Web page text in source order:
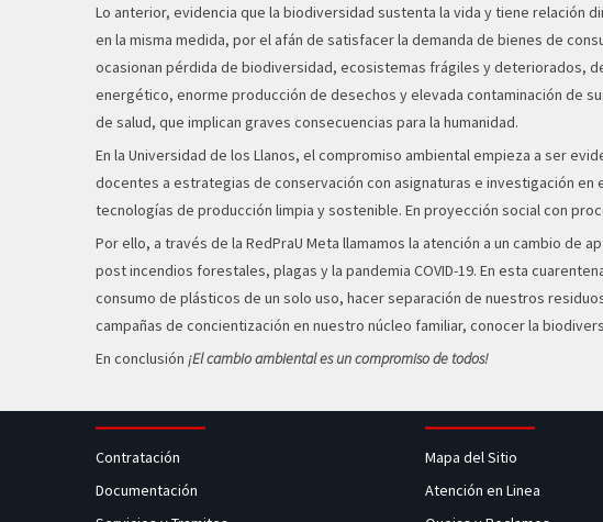
Lo anterior, evidencia que la biodiversidad sustenta la vida y tiene relación
en la misma medida, por el afán de satisfacer la demanda de bienes de
ocasionan pérdida de biodiversidad, ecosistemas frágiles y deteriorados,
energético, enorme producción de desechos y elevada contaminación de
de salud, que implican graves consecuencias para la humanidad.
En la Universidad de los Llanos, el compromiso ambiental empieza a ser
docentes a estrategias de conservación con asignaturas e investigación
tecnologías de producción limpia y sostenible. En proyección social con
Por ello, a través de la RedPraU Meta llamamos la atención a un cambio de
post incendios forestales, plagas y la pandemia COVID-19. En esta
consumo de plásticos de un solo uso, hacer separación de nuestros
campañas de concientización en nuestro núcleo familiar, conocer la
En conclusión ¡El cambio ambiental es un compromiso de todos!
Contratación
Documentación
Mapa del Sitio
Atención en Linea